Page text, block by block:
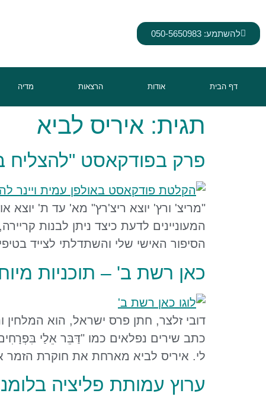
להשתמע: 050-5650983
דף הבית אודות הרצאות מדיה
תגית: איריס לביא
פרק בפודקאסט "להצליח
"מריצ' ורץ' יוצא ריצ'רץ" מא' עד ת' יוצא
המעוניינים לדעת כיצד ניתן לבנות
הסיפור האישי שלי והשתדלתי לצייד
כאן רשת ב' – תוכניות
דובי זלצר, חתן פרס ישראל, הוא
כתב שירים נפלאים כמו "דַּבֵּר אֵלַי
לי. איריס לביא מארחת את חוקרת הזמר
ערוץ עמותת פליציה